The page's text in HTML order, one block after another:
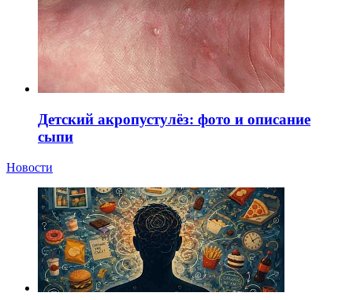
Детский акропустулёз: фото и описание
сыпи
Новости